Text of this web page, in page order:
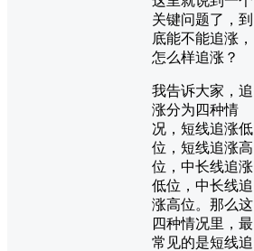
关键问题了，到
底能不能追涨，
怎么样追涨？
我告诉大家，追
涨分为四种情
况，短线追涨低
位，短线追涨高
位，中长线追涨
低位，中长线追
涨高位。那么这
四种情况里，最
常见的是短线追